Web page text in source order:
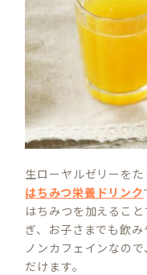
生ローヤルゼリーを
はちみつ栄養ドリンク
はちみつを加えるこ
ぎ、お子さまでも飲み
ノンカフェインなの
だけます。